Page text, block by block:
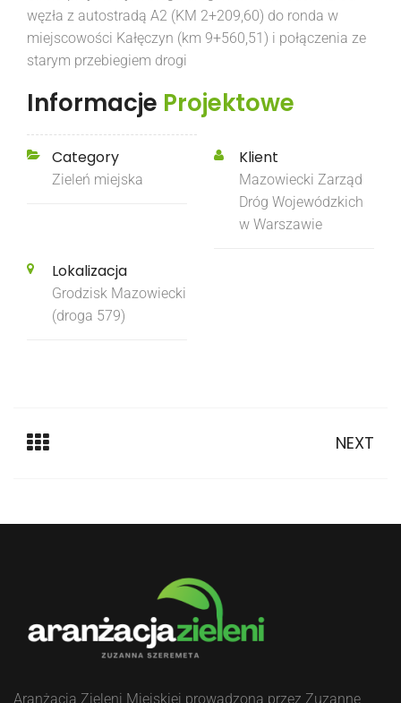
węzła z autostradą A2 (KM 2+209,60) do ronda w
miejscowości Kałęczyn (km 9+560,51) i połączenia ze
starym przebiegiem drogi
Informacje Projektowe
Category
Zieleń miejska
Klient
Mazowiecki Zarząd
Dróg Wojewódzkich
w Warszawie
Lokalizacja
Grodzisk Mazowiecki
(droga 579)
NEXT
Aranżacja Zieleni Miejskiej prowadzona przez Zuzannę